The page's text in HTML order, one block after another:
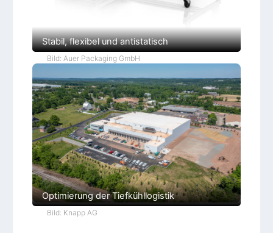
t
s
Stabil, flexibel und antistatisch
Bild: Auer Packaging GmbH
Optimierung der Tiefkühllogistik
Bild: Knapp AG